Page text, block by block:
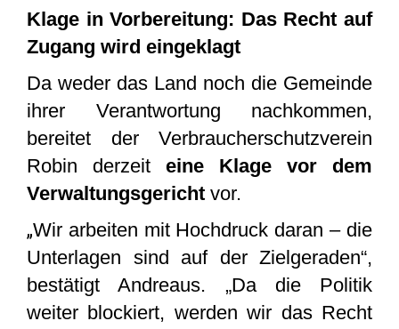
Klage in Vorbereitung: Das Recht auf
Zugang wird eingeklagt
Da weder das Land noch die Gemeinde
ihrer Verantwortung nachkommen,
bereitet der Verbraucherschutzverein
Robin derzeit eine Klage vor dem
Verwaltungsgericht vor.
„Wir arbeiten mit Hochdruck daran – die
Unterlagen sind auf der Zielgeraden“,
bestätigt Andreaus. „Da die Politik
weiter blockiert, werden wir das Recht